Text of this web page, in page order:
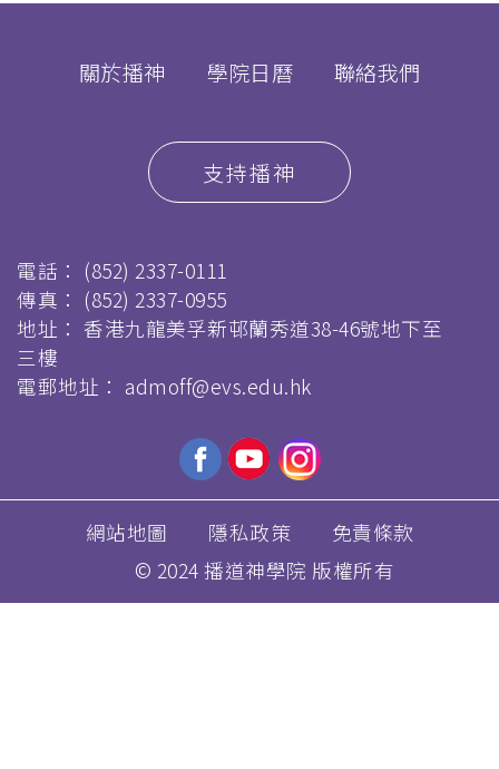
關於播神 學院日曆 聯絡我們
支持播神
電話： (852) 2337-0111
傳真： (852) 2337-0955
地址： 香港九龍美孚新邨蘭秀道38-46號地下至
三樓
電郵地址： admoff@evs.edu.hk
網站地圖 隱私政策
免責條款
© 2024 播道神學院 版權所有